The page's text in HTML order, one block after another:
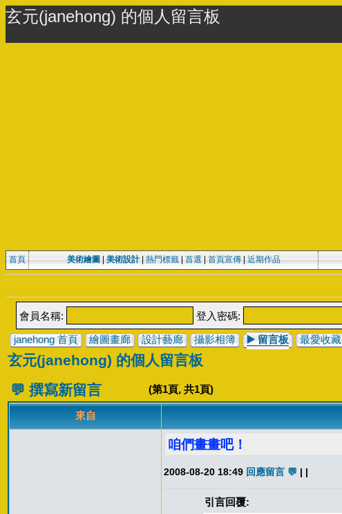
玄元(janehong) 的個人留言板
首頁 美術繪圖 美術設計| 熱門標籤| 首選 首頁宣傳| 近期作品
會員名稱: 登入密碼:
janehong 首頁
繪圖畫廊 設計藝廊 攝影相簿 ▶️ 留言板 最愛收藏
玄元(janehong) 的個人留言板
💬 撰寫新留言
(第1頁, 共1頁)
來自
咱們畫畫吧！
2008-08-20 18:49 回應留言 💬 | |
引言回覆: